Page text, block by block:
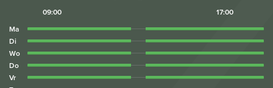
09:00
17:00
Ma
Di
Wo
Do
Vr